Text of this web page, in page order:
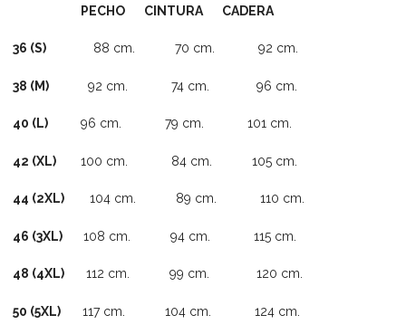
PECHO CINTURA CADERA
36 (S) 88 cm. 70 cm. 92 cm.
38 (M) 92 cm. 74 cm. 96 cm.
40 (L)96 cm. 79 cm. 101 cm.
42 (XL)100 cm. 84 cm. 105 cm.
44 (2XL) 104 cm. 89 cm. 110 cm.
46 (3XL) 108 cm. 94 cm. 115 cm.
48 (4XL) 112 cm. 99 cm. 120 cm.
50 (5XL) 117 cm. 104 cm. 124 cm.